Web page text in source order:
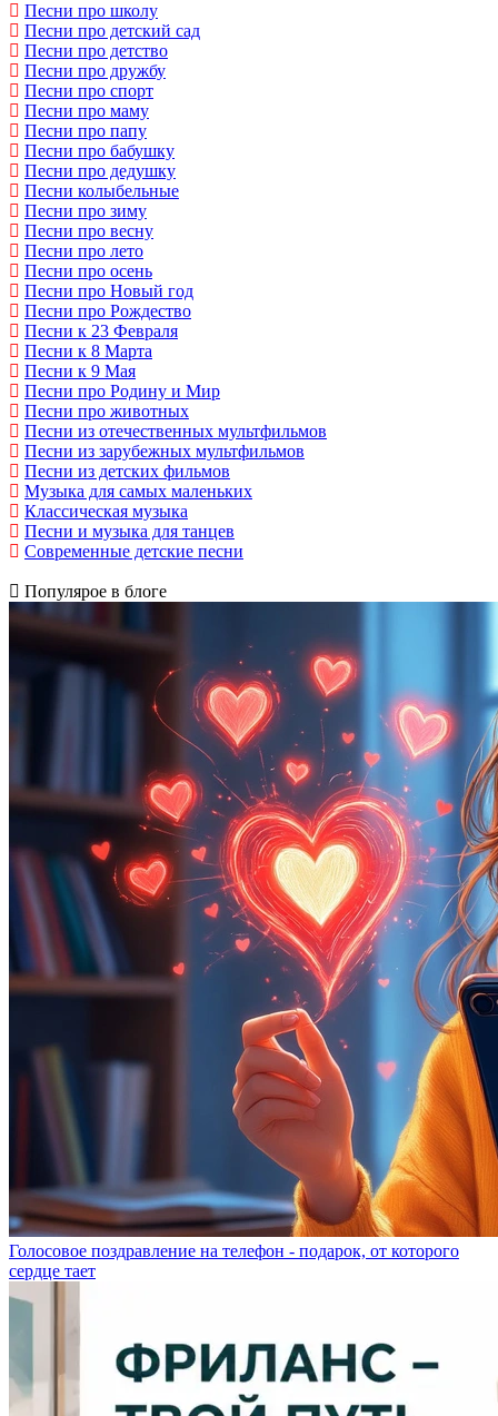
Песни про школу
Песни про детский сад
Песни про детство
Песни про дружбу
Песни про спорт
Песни про маму
Песни про папу
Песни про бабушку
Песни про дедушку
Песни колыбельные
Песни про зиму
Песни про весну
Песни про лето
Песни про осень
Песни про Новый год
Песни про Рождество
Песни к 23 Февраля
Песни к 8 Марта
Песни к 9 Мая
Песни про Родину и Мир
Песни про животных
Песни из отечественных мультфильмов
Песни из зарубежных мультфильмов
Песни из детских фильмов
Музыка для самых маленьких
Классическая музыка
Песни и музыка для танцев
Современные детские песни
Популярое в блоге
Голосовое поздравление на телефон - подарок, от которого
сердце тает